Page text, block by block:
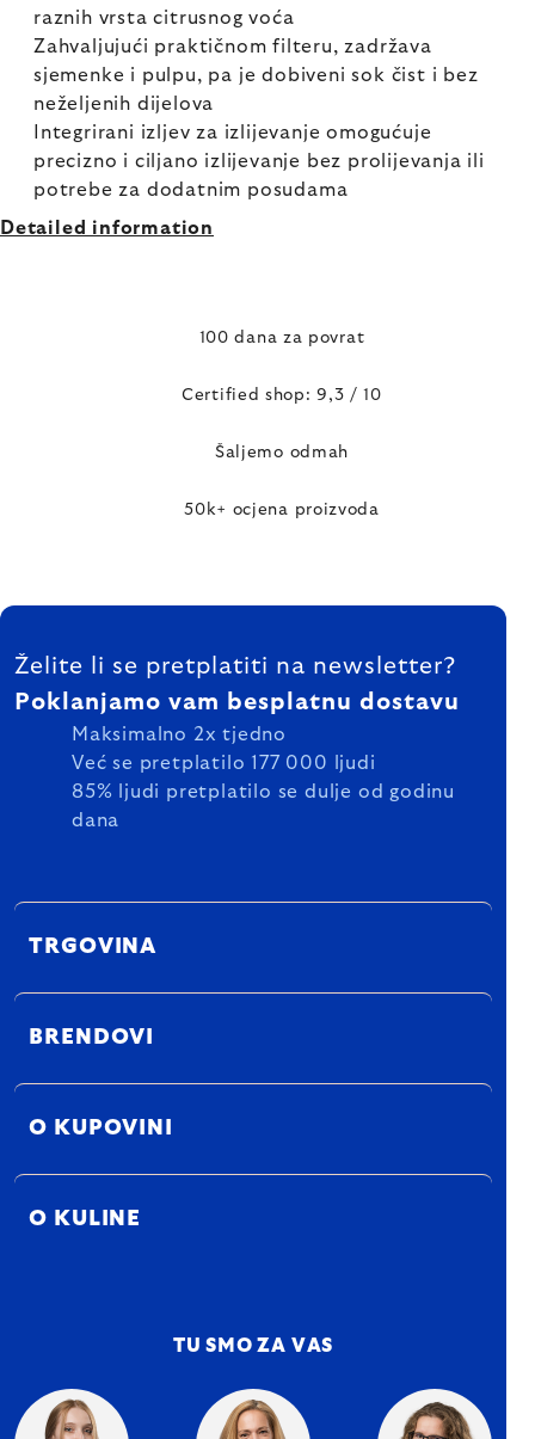
raznih vrsta citrusnog voća
Zahvaljujući praktičnom filteru, zadržava
sjemenke i pulpu, pa je dobiveni sok čist i bez
neželjenih dijelova
Integrirani izljev za izlijevanje omogućuje
precizno i ciljano izlijevanje bez prolijevanja ili
potrebe za dodatnim posudama
Detailed information
100 dana za povrat
Certified shop: 9,3 / 10
Šaljemo odmah
50k+ ocjena proizvoda
FOOTER
Želite li se pretplatiti na newsletter?
Poklanjamo vam besplatnu dostavu
Maksimalno 2x tjedno
Već se pretplatilo 177 000 ljudi
85% ljudi pretplatilo se dulje od godinu
dana
TRGOVINA
BRENDOVI
O KUPOVINI
O KULINE
TU SMO ZA VAS